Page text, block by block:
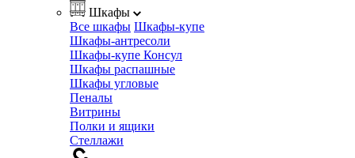
Шкафы
Все шкафы Шкафы-купе
Шкафы-антресоли
Шкафы-купе Консул
Шкафы распашные
Шкафы угловые
Пеналы
Витрины
Полки и ящики
Стеллажи